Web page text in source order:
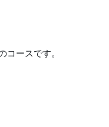
コースです。